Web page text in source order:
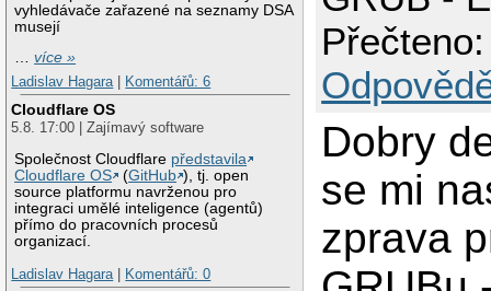
vyhledávače zařazené na seznamy DSA
musejí
…více »
Ladislav Hagara
Komentářů: 6
Cloudflare OS
5.8. 17:00 | Zajímavý software
Společnost Cloudflare představila
Cloudflare OS
(GitHub ), tj. open
source platformu navrženou pro
integraci umělé inteligence (agentů)
přímo do pracovních procesů
organizací.
Ladislav Hagara
Komentářů: 0
Dobry
se mi
zprava